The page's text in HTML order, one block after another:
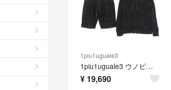
1piu1uguale3
1piu1uguale3 ウノピゥウノウグァーレトレ RELAX ジップパーカ×ショーツ パイル地 セットアップ メンズ ブラック XL XL
¥ 19,690